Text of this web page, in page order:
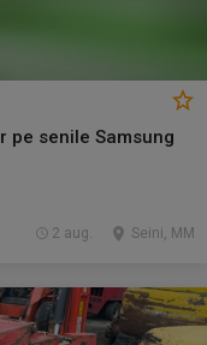
pe senile Samsung
Seini, MM
2 aug.